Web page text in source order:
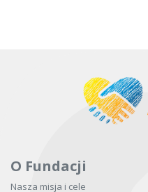
O Fundacji
Nasza misja i cele